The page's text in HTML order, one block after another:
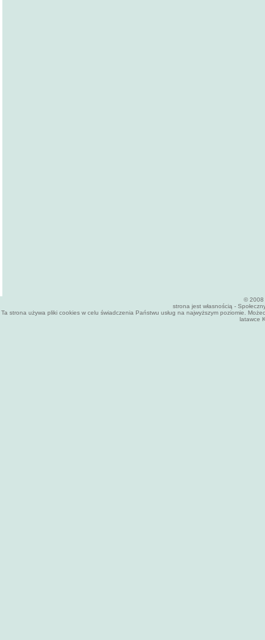
© 2008
strona jest własnością -
Ta strona używa pliki cookies w celu świadczenia Państwu usług na najwyższym poziomie.
latawce